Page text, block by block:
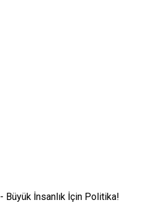
- Büyük İnsanlık İçin Politika!